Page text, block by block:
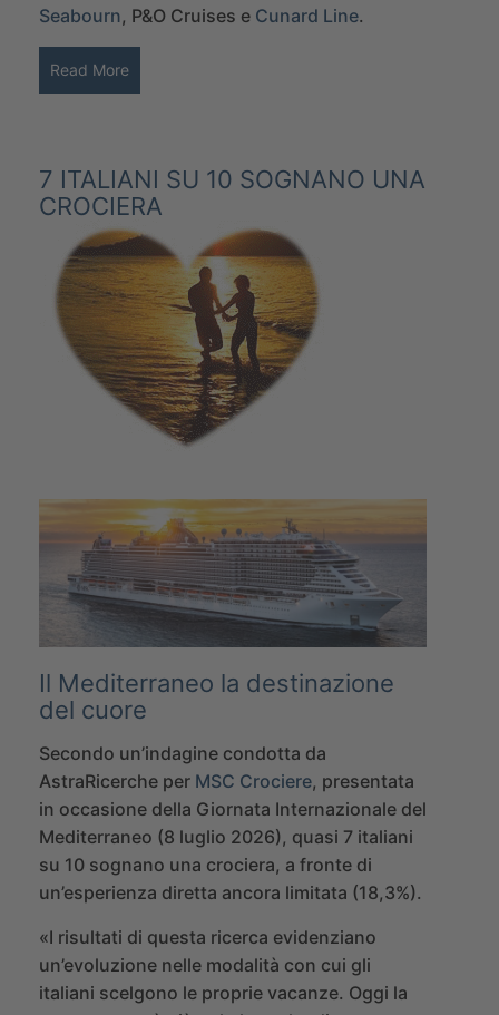
Seabourn, P&O Cruises e Cunard Line.
Read More
7 ITALIANI SU 10 SOGNANO UNA
CROCIERA
Il Mediterraneo la destinazione
del cuore
Secondo un’indagine condotta da
AstraRicerche per MSC Crociere, presentata
in occasione della Giornata Internazionale del
Mediterraneo (8 luglio 2026), quasi 7 italiani
su 10 sognano una crociera, a fronte di
un’esperienza diretta ancora limitata (18,3%).
«I risultati di questa ricerca evidenziano
un’evoluzione nelle modalità con cui gli
italiani scelgono le proprie vacanze. Oggi la